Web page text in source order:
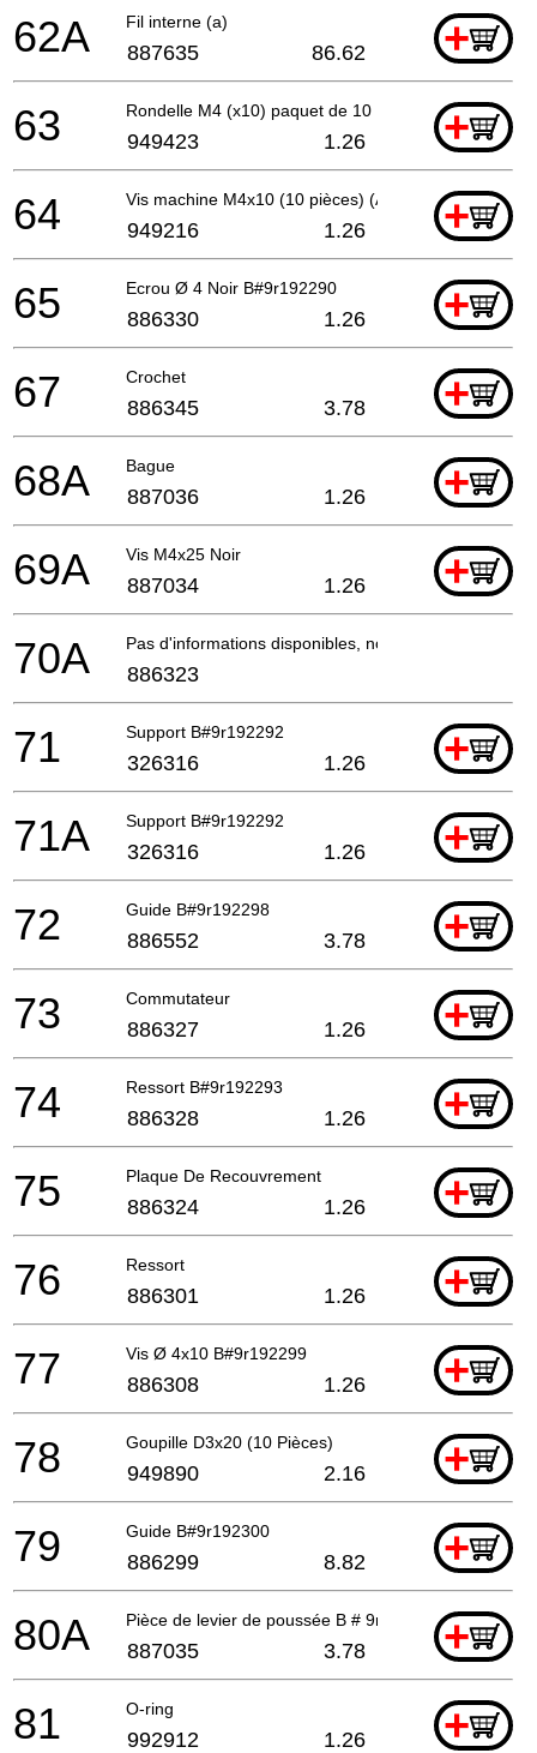
Fil interne (a) +
62A 887635 86.62
Rondelle M4 (x10) paquet de 10 +
63 949423 1.26
Vis machine M4x10 (10 pièces) (ANCIEN 949216Z)
+
64 949216 1.26
Ecrou Ø 4 Noir B#9r192290 +
65 886330 1.26
Crochet +
67 886345 3.78
Bague +
68A 887036 1.26
Vis M4x25 Noir +
69A 887034 1.26
Pas d'informations disponibles, non commandable
70A 886323
Support B#9r192292 +
71 326316 1.26
Support B#9r192292 +
71A 326316 1.26
Guide B#9r192298 +
72 886552 3.78
Commutateur +
73 886327 1.26
Ressort B#9r192293 +
74 886328 1.26
Plaque De Recouvrement +
75 886324 1.26
Ressort +
76 886301 1.26
Vis Ø 4x10 B#9r192299 +
77 886308 1.26
Goupille D3x20 (10 Pièces) +
78 949890 2.16
Guide B#9r192300 +
79 886299 8.82
Pièce de levier de poussée B # 9r192301 +
80A 887035 3.78
O-ring +
81 992912 1.26